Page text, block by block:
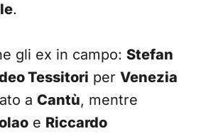
.
gli ex in campo: Stefan
Tessitori per Venezia
a Cantù, mentre
e Riccardo